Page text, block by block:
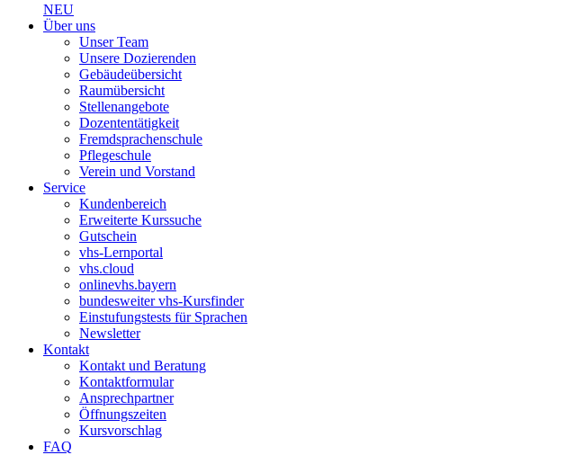
NEU
Über uns
Unser Team
Unsere Dozierenden
Gebäudeübersicht
Raumübersicht
Stellenangebote
Dozententätigkeit
Fremdsprachenschule
Pflegeschule
Verein und Vorstand
Service
Kundenbereich
Erweiterte Kurssuche
Gutschein
vhs-Lernportal
vhs.cloud
onlinevhs.bayern
bundesweiter vhs-Kursfinder
Einstufungstests für Sprachen
Newsletter
Kontakt
Kontakt und Beratung
Kontaktformular
Ansprechpartner
Öffnungszeiten
Kursvorschlag
FAQ